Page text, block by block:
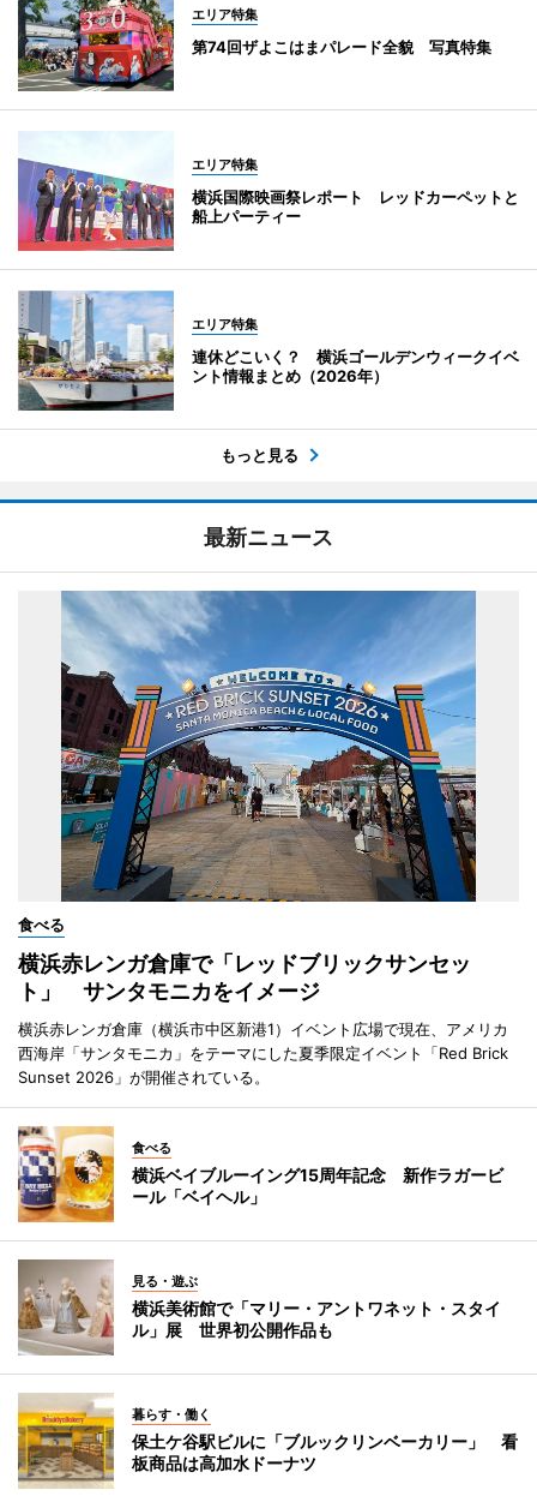
エリア特集
第74回ザよこはまパレード全貌 写真特集
エリア特集
横浜国際映画祭レポート レッドカーペットと
船上パーティー
エリア特集
連休どこいく？ 横浜ゴールデンウィークイベ
ント情報まとめ（2026年）
もっと見る
最新ニュース
食べる
横浜赤レンガ倉庫で「レッドブリックサンセッ
ト」 サンタモニカをイメージ
横浜赤レンガ倉庫（横浜市中区新港1）イベント広場で現在、アメリカ
西海岸「サンタモニカ」をテーマにした夏季限定イベント「Red Brick
Sunset 2026」が開催されている。
食べる
横浜ベイブルーイング15周年記念 新作ラガービ
ール「ベイヘル」
見る・遊ぶ
横浜美術館で「マリー・アントワネット・スタイ
ル」展 世界初公開作品も
暮らす・働く
保土ケ谷駅ビルに「ブルックリンベーカリー」 看
板商品は高加水ドーナツ